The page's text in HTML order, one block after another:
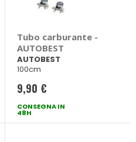
Tubo carburante -
AUTOBEST
AUTOBEST
100cm
9,90 €
CONSEGNA IN
48H